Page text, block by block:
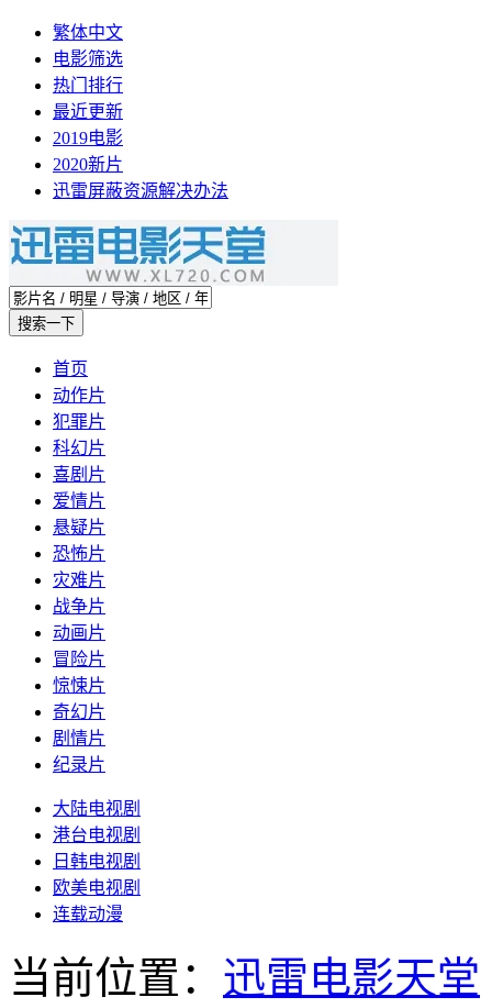
繁体中文
电影筛选
热门排行
最近更新
2019电影
2020新片
迅雷屏蔽资源解决办法
首页
动作片
犯罪片
科幻片
喜剧片
爱情片
悬疑片
恐怖片
灾难片
战争片
动画片
冒险片
惊悚片
奇幻片
剧情片
纪录片
大陆电视剧
港台电视剧
日韩电视剧
欧美电视剧
连载动漫
当前位置： 迅雷电影天堂